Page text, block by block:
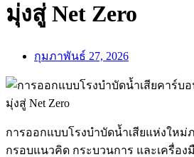
มุ่งสู่ Net Zero
กุมภาพันธ์ 27, 2026
การออกแบบโรงบำบัดน้ำเสียแห่งใหม่
กรอบแนวคิด กระบวนการ และเครื่อ